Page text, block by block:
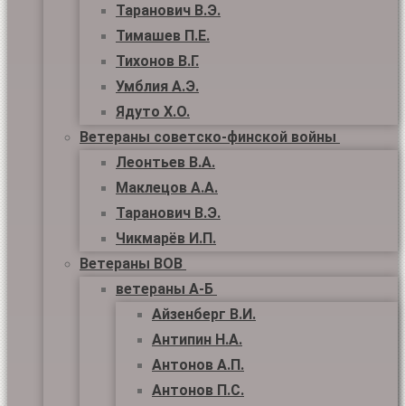
Таранович В.Э.
Тимашев П.Е.
Тихонов В.Г.
Умблия А.Э.
Ядуто Х.О.
Ветераны советско-финской войны
Леонтьев В.А.
Маклецов А.А.
Таранович В.Э.
Чикмарёв И.П.
Ветераны ВОВ
ветераны А-Б
Айзенберг В.И.
Антипин Н.А.
Антонов А.П.
Антонов П.С.